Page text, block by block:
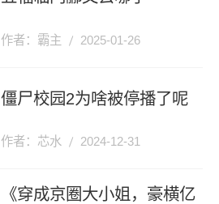
作者：霸主 2025-01-26
僵尸校园2为啥被停播了呢
作者：芯水 2024-12-31
《穿成京圈大小姐，豪横亿